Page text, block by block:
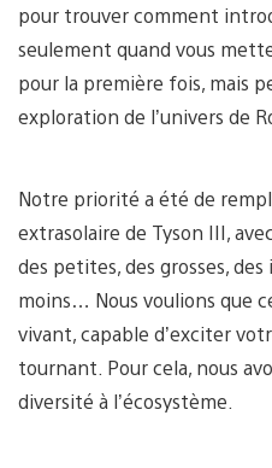
pour trouver comment
seulement quand vous
pour la première fois, mais
exploration de l’univers de
Notre priorité a été de
extrasolaire de Tyson III,
des petites, des grosses,
moins… Nous voulions que
vivant, capable d’exciter
tournant. Pour cela, nous
diversité à l’écosystème.